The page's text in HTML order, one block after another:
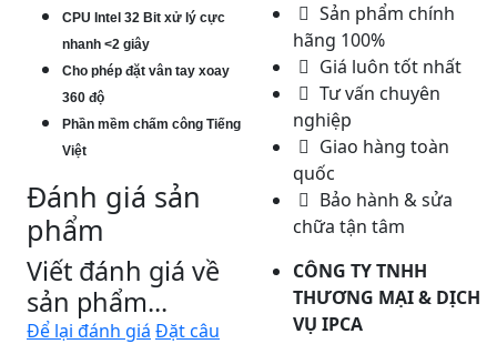
Sản phẩm chính
hãng 100%
Giá luôn tốt nhất
Tư vấn chuyên
nghiệp
Giao hàng toàn
quốc
Bảo hành & sửa
chữa tận tâm
CÔNG TY TNHH
THƯƠNG MẠI & DỊCH
VỤ IPCA
CPU Intel 32 Bit xử lý cực
nhanh <2 giây
Cho phép đặt vân tay xoay
360 độ
Phần mềm chấm công Tiếng
Việt
Đánh giá sản
phẩm
Viết đánh giá về
sản phẩm...
Để lại đánh giá Đặt câu